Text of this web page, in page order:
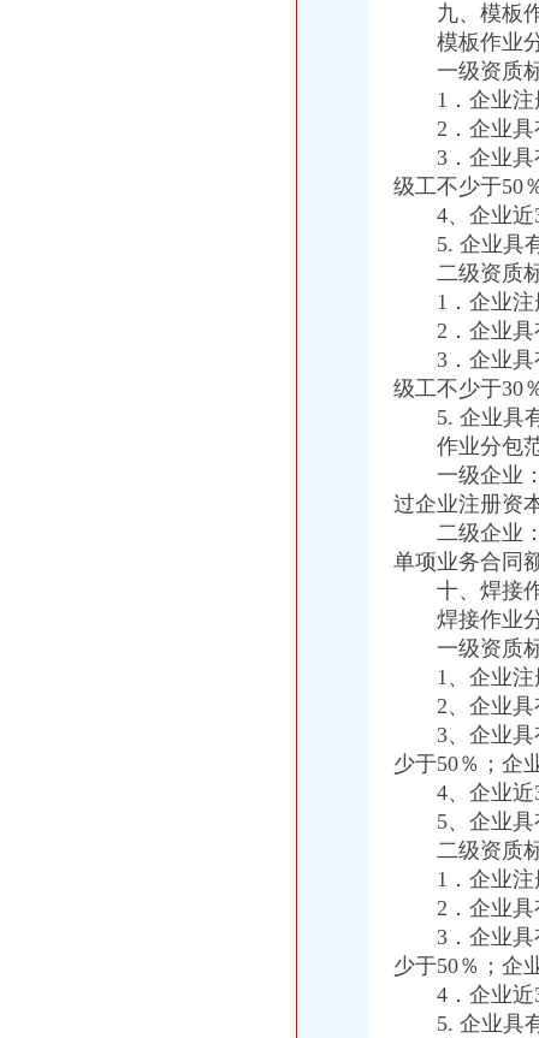
九、模板作
模板作业分
一级资质
1．企业注
2．企业具有
3．企业具有
级工不少于50
4、企业近3
5. 企业具有
二级资质
1．企业注
2．企业具
3．企业具有
级工不少于30
5. 企业具有
作业分包
一级企业：
过企业注册资
二级企业：
单项业务合同
十、焊接作
焊接作业分
一级资质
1、企业注
2、企业具有
3、企业具有
少于50％；企
4、企业近3
5、企业具
二级资质
1．企业注
2．企业具
3．企业具有
少于50％；企
4．企业近3
5. 企业具有